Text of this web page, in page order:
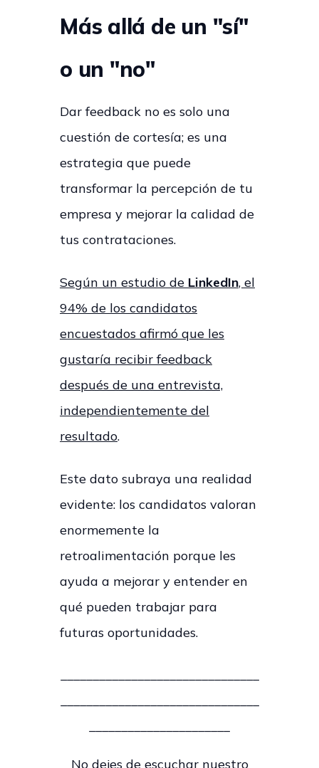
Más allá de un "sí"
o un "no"
Dar feedback no es solo una
cuestión de cortesía; es una
estrategia que puede
transformar la percepción de tu
empresa y mejorar la calidad de
tus contrataciones.
Según un estudio de LinkedIn, el
94% de los candidatos
encuestados afirmó que les
gustaría recibir feedback
después de una entrevista,
independientemente del
resultado.
Este dato subraya una realidad
evidente: los candidatos valoran
enormemente la
retroalimentación porque les
ayuda a mejorar y entender en
qué pueden trabajar para
futuras oportunidades.
No dejes de escuchar nuestro